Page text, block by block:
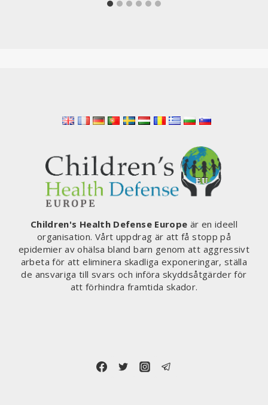
Children's Health Defense Europe är en ideell
organisation. Vårt uppdrag är att få stopp på
epidemier av ohälsa bland barn genom att aggressivt
arbeta för att eliminera skadliga exponeringar, ställa
de ansvariga till svars och införa skyddsåtgärder för
att förhindra framtida skador.